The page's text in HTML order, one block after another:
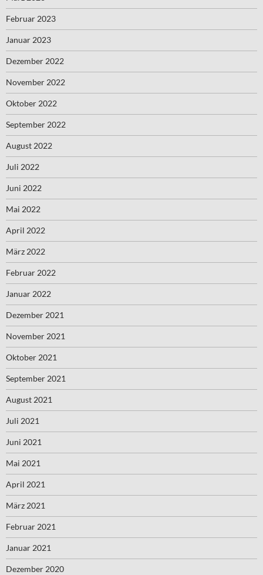
Februar 2023
Januar 2023
Dezember 2022
November 2022
Oktober 2022
September 2022
August 2022
Juli 2022
Juni 2022
Mai 2022
April 2022
März 2022
Februar 2022
Januar 2022
Dezember 2021
November 2021
Oktober 2021
September 2021
August 2021
Juli 2021
Juni 2021
Mai 2021
April 2021
März 2021
Februar 2021
Januar 2021
Dezember 2020